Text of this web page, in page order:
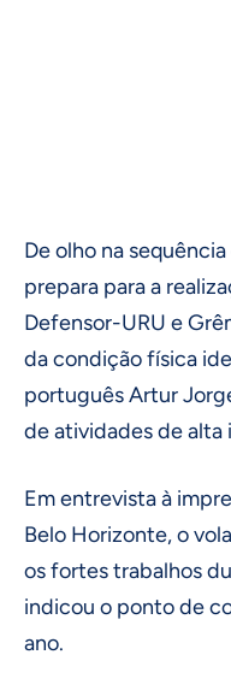
De olho na
prepara para a
Defensor-URU e
da condição física
português Artur
de atividades de alta
Em entrevista à
Belo Horizonte, o
os fortes trabalhos
indicou o ponto de
ano.